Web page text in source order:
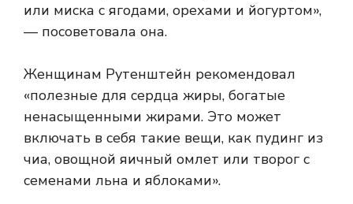
или миска с ягодами, орехами и йогуртом»,
— посоветовала она.
Женщинам Рутенштейн рекомендовал
«полезные для сердца жиры, богатые
ненасыщенными жирами. Это может
включать в себя такие вещи, как пудинг из
чиа, овощной яичный омлет или творог с
семенами льна и яблоками».